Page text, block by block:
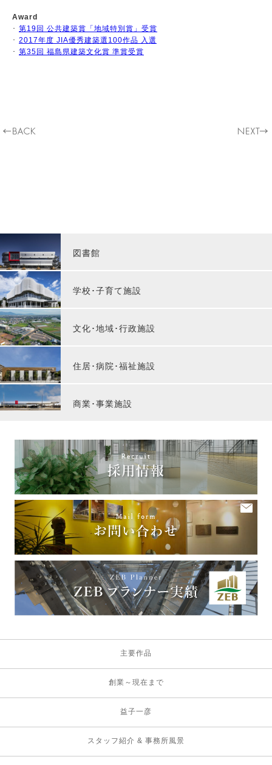
Award
･ 第19回 公共建築賞「地域特別賞」受賞
･ 2017年度 JIA優秀建築選100作品 入選
･ 第35回 福島県建築文化賞 準賞受賞
図書館
学校･子育て施設
文化･地域･行政施設
住居･病院･福祉施設
商業･事業施設
主要作品
創業～現在まで
益子一彦
スタッフ紹介 & 事務所風景